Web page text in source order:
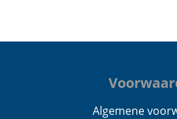
Algemene